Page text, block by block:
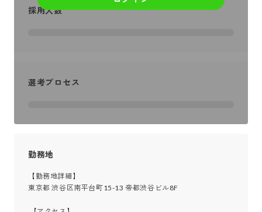
採用人数
選考プロセス
勤務地
【勤務地詳細】
東京都 渋谷区南平台町15-13 帝都渋谷ビル8F